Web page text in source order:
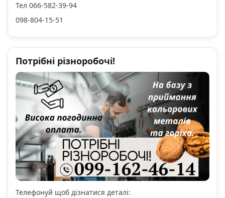
Тел 066-582-39-94
098-804-15-51
Потрібні різноробочі!
Телефонуй щоб дізнатися деталі: